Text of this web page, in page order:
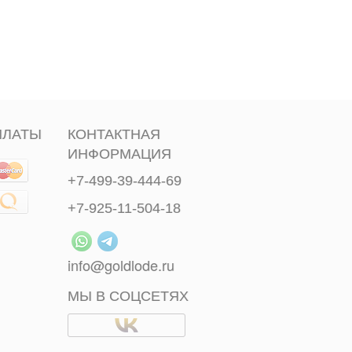
КОНТАКТНАЯ
ИНФОРМАЦИЯ
+7-499-39-444-69
+7-925-11-504-18
info@goldlode.ru
МЫ В СОЦСЕТЯХ